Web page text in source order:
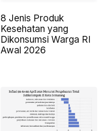
8 Jenis Produk
Kesehatan yang
Dikonsumsi Warga RI
Awal 2026